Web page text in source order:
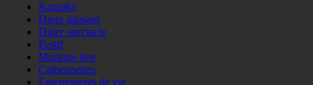
Karaoké
Diner dansant
Diner spectacle
Festif
Musique live
Catherinettes
Enterrements de vie